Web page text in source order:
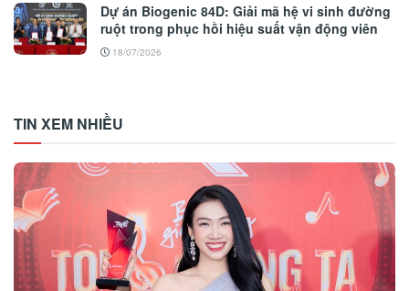
Dự án Biogenic 84D: Giải mã hệ vi sinh đường
ruột trong phục hồi hiệu suất vận động viên
18/07/2026
TIN XEM NHIỀU